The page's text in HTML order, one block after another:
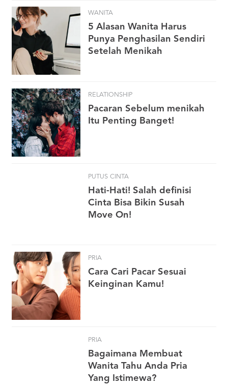
WANITA
5 Alasan Wanita Harus
Punya Penghasilan Sendiri
Setelah Menikah
RELATIONSHIP
Pacaran Sebelum menikah
Itu Penting Banget!
PUTUS CINTA
Hati-Hati! Salah definisi
Cinta Bisa Bikin Susah
Move On!
PRIA
Cara Cari Pacar Sesuai
Keinginan Kamu!
PRIA
Bagaimana Membuat
Wanita Tahu Anda Pria
Yang Istimewa?